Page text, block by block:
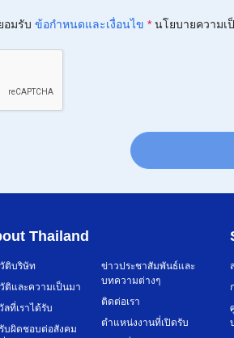
อมรับ ข้อกำหนดและเงื่อนไข * นโยบายความเ
Thailand
ติบริษัท
ติและความเป็นมา
ลที่เราได้รับ
บผิดชอบต่อสังคม
ข่าวประชาสัมพันธ์และ
บทความต่างๆ
ติดต่อเรา
ตำแหน่งงานที่เปิดรับ